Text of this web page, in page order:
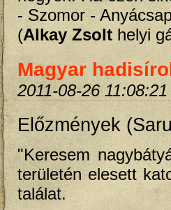
- Szomor -
(Alkay Zsolt helyi
Magyar
2011-08-26 11:08:21
Előzmények
"Keresem
területén elesett
találat.